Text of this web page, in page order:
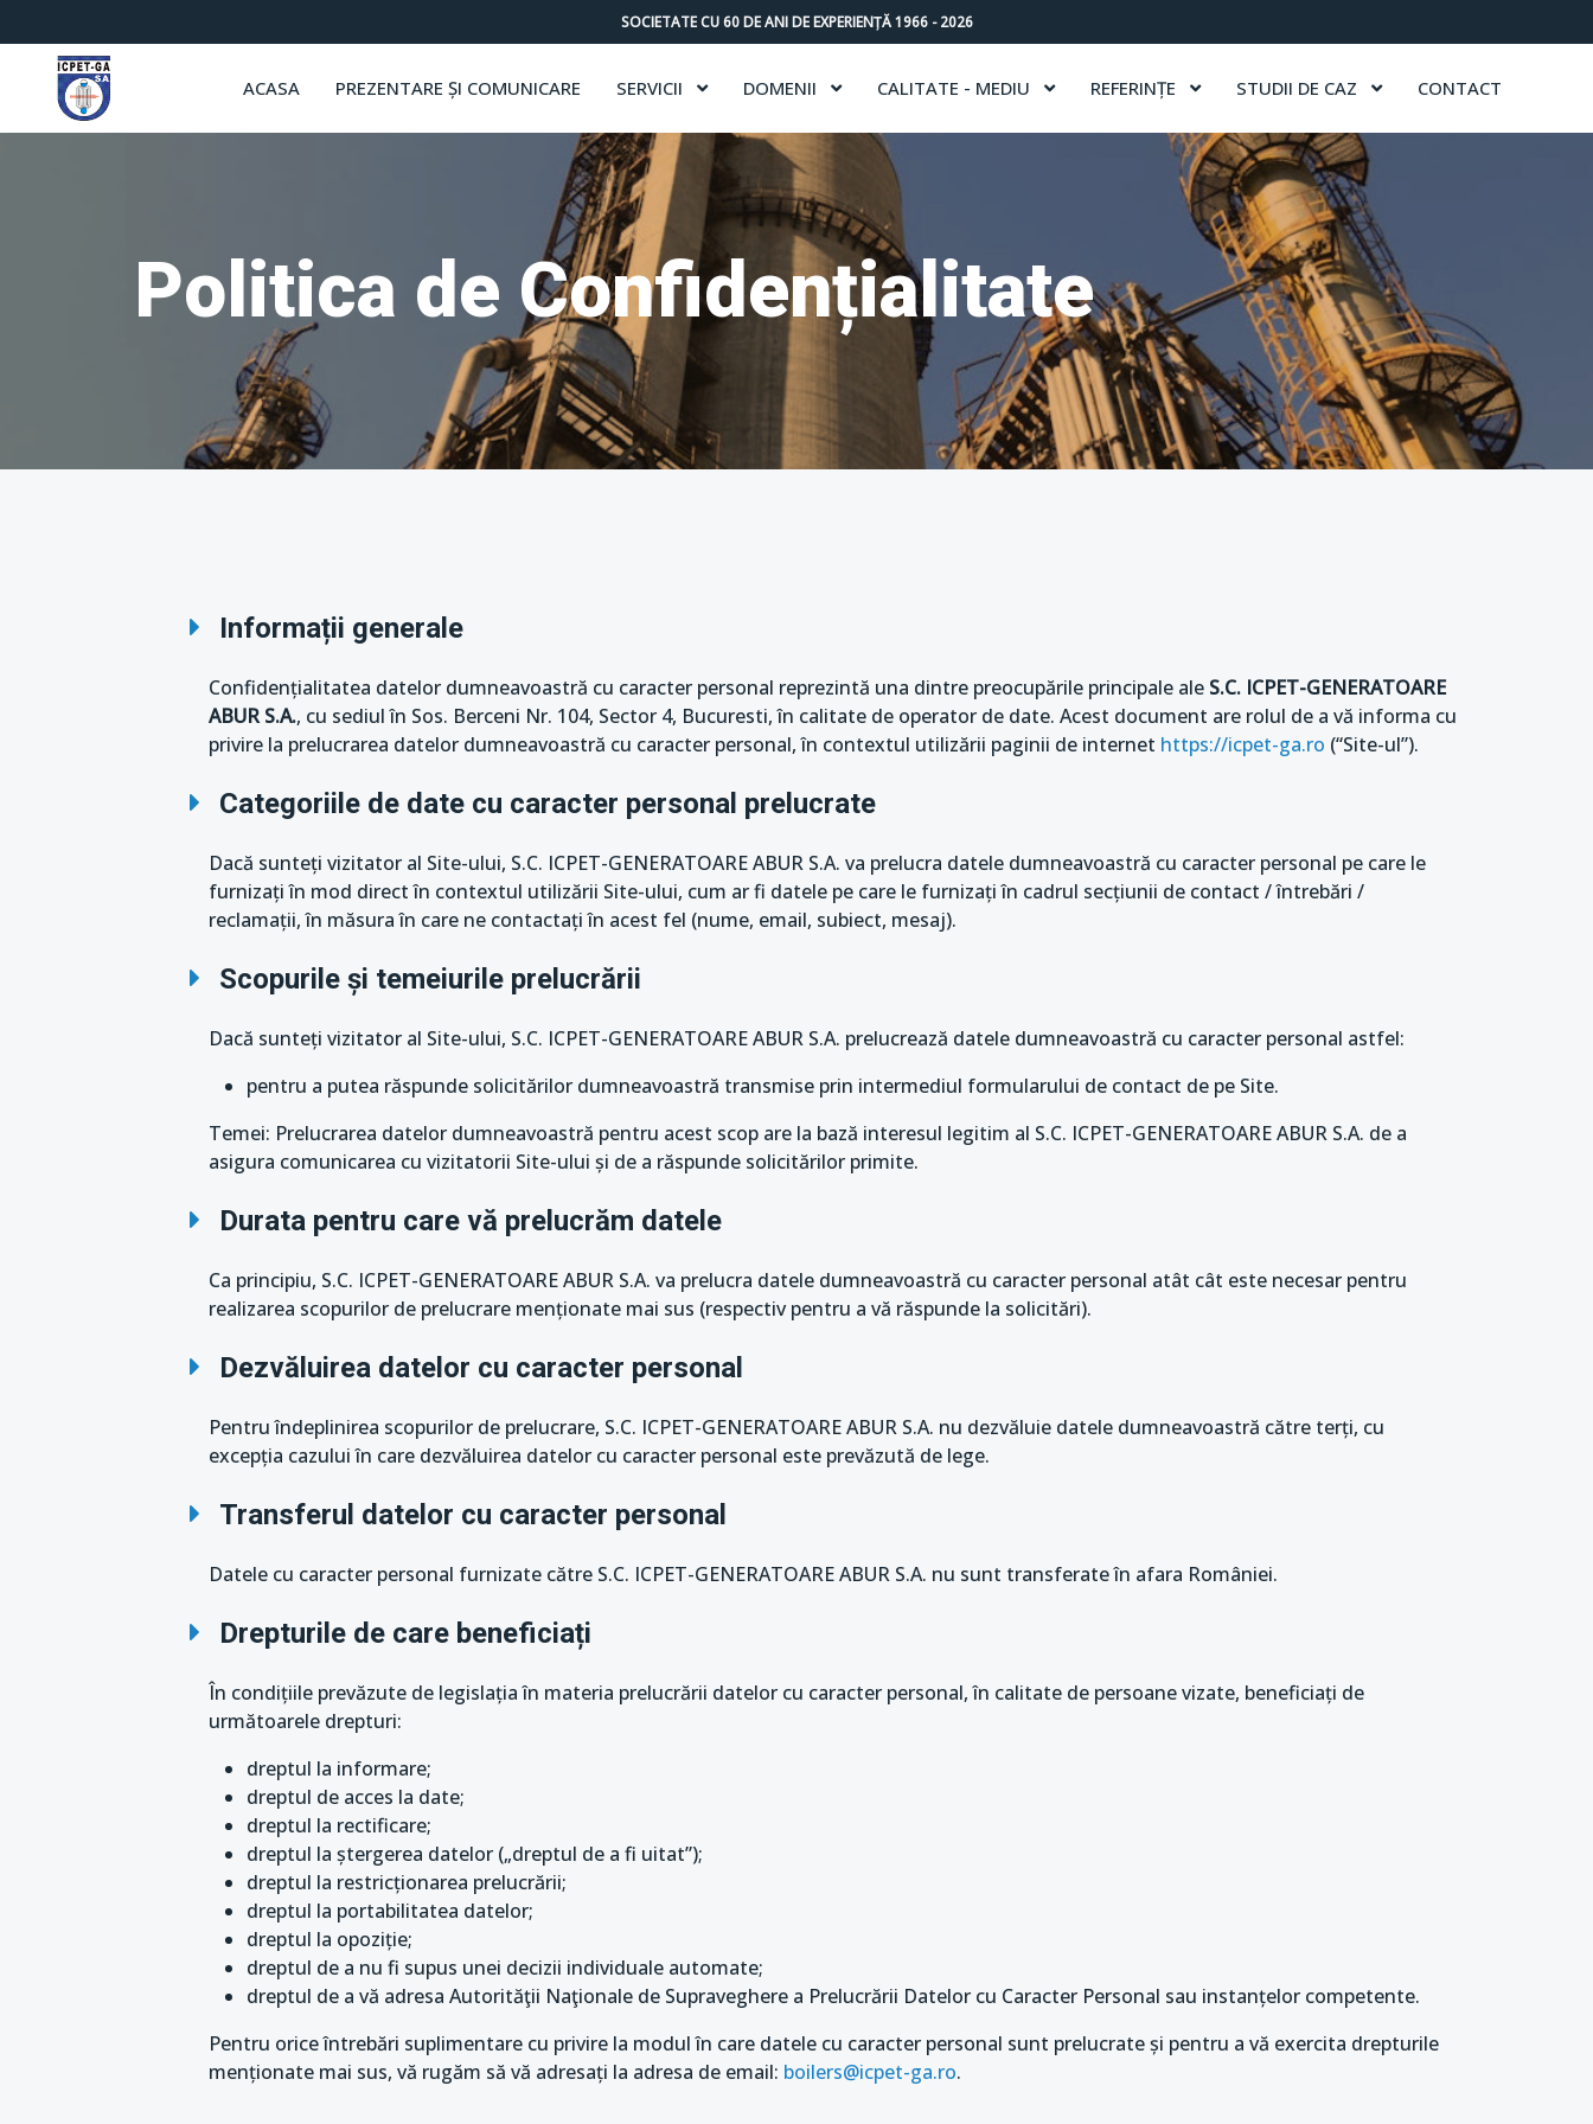
SOCIETATE CU60DE ANI DE EXPERIENȚĂ 1966 -2026
ACASA PREZENTARE ȘI COMUNICARE SERVICII DOMENII CALITATE - MEDIU REFERINȚE STUDII DE CAZ CONTACT
Politica de Confidențialitate
Informații generale
Confidențialitatea datelor dumneavoastră cu caracter personal reprezintă una dintre preocupările principale ale S.C. ICPET-GENERATOARE
ABUR S.A., cu sediul în Sos. Berceni Nr. 104, Sector 4, Bucuresti, în calitate de operator de date. Acest document are rolul de a vă informa cu
privire la prelucrarea datelor dumneavoastră cu caracter personal, în contextul utilizării paginii de internet https://icpet-ga.ro (“Site-ul”).
Categoriile de date cu caracter personal prelucrate
Dacă sunteți vizitator al Site-ului, S.C. ICPET-GENERATOARE ABUR S.A. va prelucra datele dumneavoastră cu caracter personal pe care le
furnizați în mod direct în contextul utilizării Site-ului, cum ar fi datele pe care le furnizați în cadrul secțiunii de contact / întrebări /
reclamații, în măsura în care ne contactați în acest fel (nume, email, subiect, mesaj).
Scopurile și temeiurile prelucrării
Dacă sunteți vizitator al Site-ului, S.C. ICPET-GENERATOARE ABUR S.A. prelucrează datele dumneavoastră cu caracter personal astfel:
pentru a putea răspunde solicitărilor dumneavoastră transmise prin intermediul formularului de contact de pe Site.
Temei: Prelucrarea datelor dumneavoastră pentru acest scop are la bază interesul legitim al S.C. ICPET-GENERATOARE ABUR S.A. de a
asigura comunicarea cu vizitatorii Site-ului și de a răspunde solicitărilor primite.
Durata pentru care vă prelucrăm datele
Ca principiu, S.C. ICPET-GENERATOARE ABUR S.A. va prelucra datele dumneavoastră cu caracter personal atât cât este necesar pentru
realizarea scopurilor de prelucrare menționate mai sus (respectiv pentru a vă răspunde la solicitări).
Dezvăluirea datelor cu caracter personal
Pentru îndeplinirea scopurilor de prelucrare, S.C. ICPET-GENERATOARE ABUR S.A. nu dezvăluie datele dumneavoastră către terți, cu
excepția cazului în care dezvăluirea datelor cu caracter personal este prevăzută de lege.
Transferul datelor cu caracter personal
Datele cu caracter personal furnizate către S.C. ICPET-GENERATOARE ABUR S.A. nu sunt transferate în afara României.
Drepturile de care beneficiați
În condițiile prevăzute de legislația în materia prelucrării datelor cu caracter personal, în calitate de persoane vizate, beneficiați de
următoarele drepturi:
dreptul la informare;
dreptul de acces la date;
dreptul la rectificare;
dreptul la ștergerea datelor („dreptul de a fi uitat”);
dreptul la restricționarea prelucrării;
dreptul la portabilitatea datelor;
dreptul la opoziție;
dreptul de a nu fi supus unei decizii individuale automate;
dreptul de a vă adresa Autorităţii Naţionale de Supraveghere a Prelucrării Datelor cu Caracter Personal sau instanțelor competente.
Pentru orice întrebări suplimentare cu privire la modul în care datele cu caracter personal sunt prelucrate și pentru a vă exercita drepturile
menționate mai sus, vă rugăm să vă adresați la adresa de email: boilers@icpet-ga.ro.